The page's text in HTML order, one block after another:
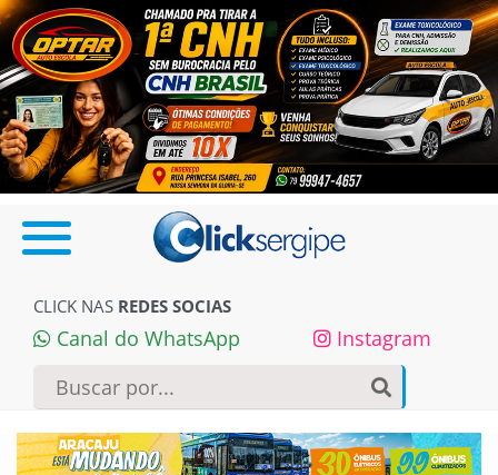
CLICK NAS REDES SOCIAS
Canal do WhatsApp Instagram